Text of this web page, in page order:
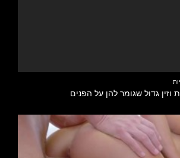
וזין גדול שגומר להן על הפנים